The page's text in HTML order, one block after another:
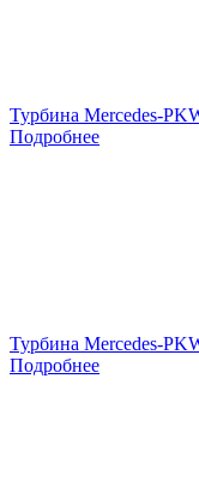
Турбина Mercedes-
Подробнее
Турбина Mercedes-
Подробнее